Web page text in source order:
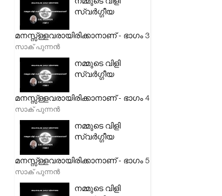
സ്വർഗ്ഗീയ
മനസ്സ്ള്ളവരായിരിക്കാനാണ് - ഭാഗം 3
സാക് പുന്നൻ
നമ്മുടെ വിളി
സ്വർഗ്ഗീയ
മനസ്സ്ള്ളവരായിരിക്കാനാണ് - ഭാഗം 4
സാക് പുന്നൻ
നമ്മുടെ വിളി
സ്വർഗ്ഗീയ
മനസ്സ്ള്ളവരായിരിക്കാനാണ് - ഭാഗം 5
സാക് പുന്നൻ
നമ്മുടെ വിളി